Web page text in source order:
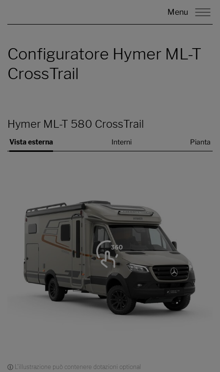
Menu
Configuratore Hymer ML-T
CrossTrail
Hymer ML-T 580 CrossTrail
Vista esterna Interni Pianta
L'illustrazione può contenere dotazioni optional